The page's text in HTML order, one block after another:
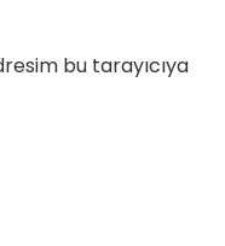
bu tarayıcıya